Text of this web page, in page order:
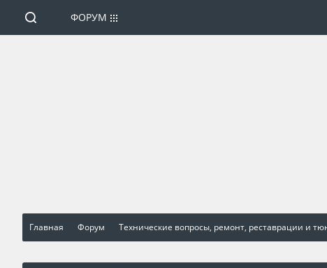
Главная Форум Технические вопросы, ремонт, реставрации и
ФОРУМ